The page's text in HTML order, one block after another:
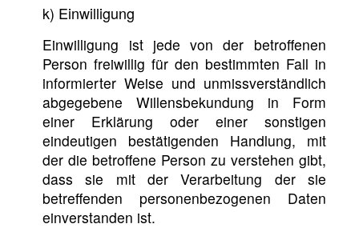
k) Einwilligung
Einwilligung ist jede von der betroffenen
Person freiwillig für den bestimmten Fall in
informierter Weise und unmissverständlich
abgegebene Willensbekundung in Form
einer Erklärung oder einer sonstigen
eindeutigen bestätigenden Handlung, mit
der die betroffene Person zu verstehen gibt,
dass sie mit der Verarbeitung der sie
betreffenden personenbezogenen Daten
einverstanden ist.